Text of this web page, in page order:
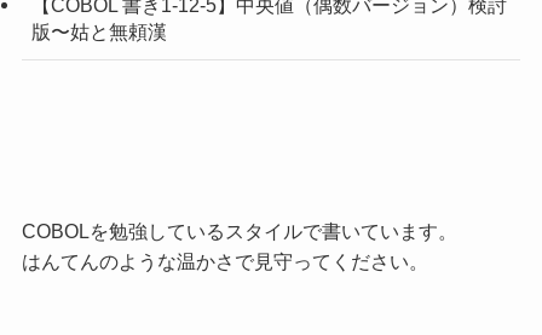
【COBOL 書き1-12-5】中央値（偶数バージョン）検討
版〜姑と無頼漢
COBOLを勉強しているスタイルで書いています。
はんてんのような温かさで見守ってください。